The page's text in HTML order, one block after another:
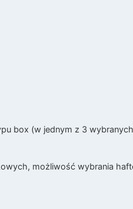
box (w jednym z 3
możliwość wybrania